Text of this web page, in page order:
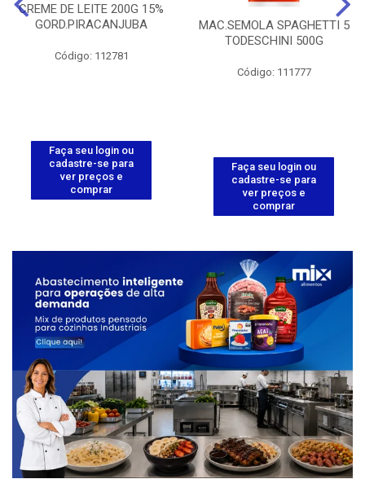
CREME DE LEITE 200G 15%
GORD.PIRACANJUBA
Código: 112781
Faça seu login ou
cadastre-se para
ver preços e
comprar
MAC.SEMOLA SPAGHETTI 5
TODESCHINI 500G
Código: 111777
Faça seu login ou
cadastre-se para
ver preços e
comprar